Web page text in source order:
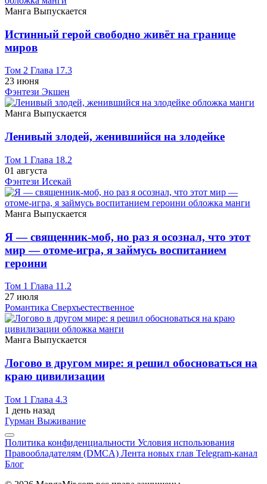
Манга Выпускается
Истинный герой свободно живёт на границе
миров
Том 2 Глава 17.3
23 июня
Фэнтези Экшен
Манга Выпускается
Ленивый злодей, женившийся на злодейке
Том 1 Глава 18.2
01 августа
Фэнтези Исекай
Манга Выпускается
Я — священник-моб, но раз я осознал, что этот
мир — отоме-игра, я займусь воспитанием
героини
Том 1 Глава 11.2
27 июля
Романтика Сверхъестественное
Манга Выпускается
Логово в другом мире: я решил обосноваться на
краю цивилизации
Том 1 Глава 4.3
1 день назад
Гурман Выживание
Политика конфиденциальности Условия использования
Правообладателям (DMCA) Лента новых глав Telegram-канал
Блог